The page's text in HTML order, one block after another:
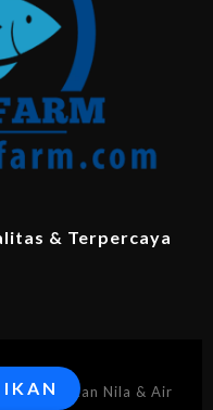
& Terpercaya
Bibit Ikan Nila & Air